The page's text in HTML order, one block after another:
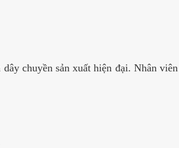
chuyền sản xuất hiện đại. Nhân